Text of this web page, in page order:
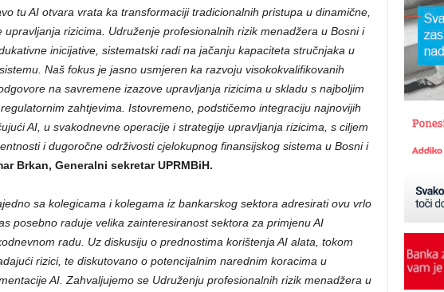
tu AI otvara vrata ka transformaciji tradicionalnih pristupa u dinamične,
rizicima. Udruženje profesionalnih rizik menadžera u Bosni i
inicijative, sistematski radi na jačanju kapaciteta stručnjaka u
Naš fokus je jasno usmjeren ka razvoju visokokvalifikovanih
na savremene izazove upravljanja rizicima u skladu s najboljim
zahtjevima. Istovremeno, podstičemo integraciju najnovijih
AI, u svakodnevne operacije i strategije upravljanja rizicima, s ciljem
i dugoročne održivosti cjelokupnog finansijskog sistema u Bosni i
Brkan, Generalni sekretar UPRMBiH.
sa kolegicama i kolegama iz bankarskog sektora adresirati ovu vrlo
posebno raduje velika zainteresiranost sektora za primjenu AI
radu. Uz diskusiju o prednostima korištenja AI alata, tokom
rizici, te diskutovano o potencijalnim narednim koracima u
AI. Zahvaljujemo se Udruženju profesionalnih rizik menadžera u